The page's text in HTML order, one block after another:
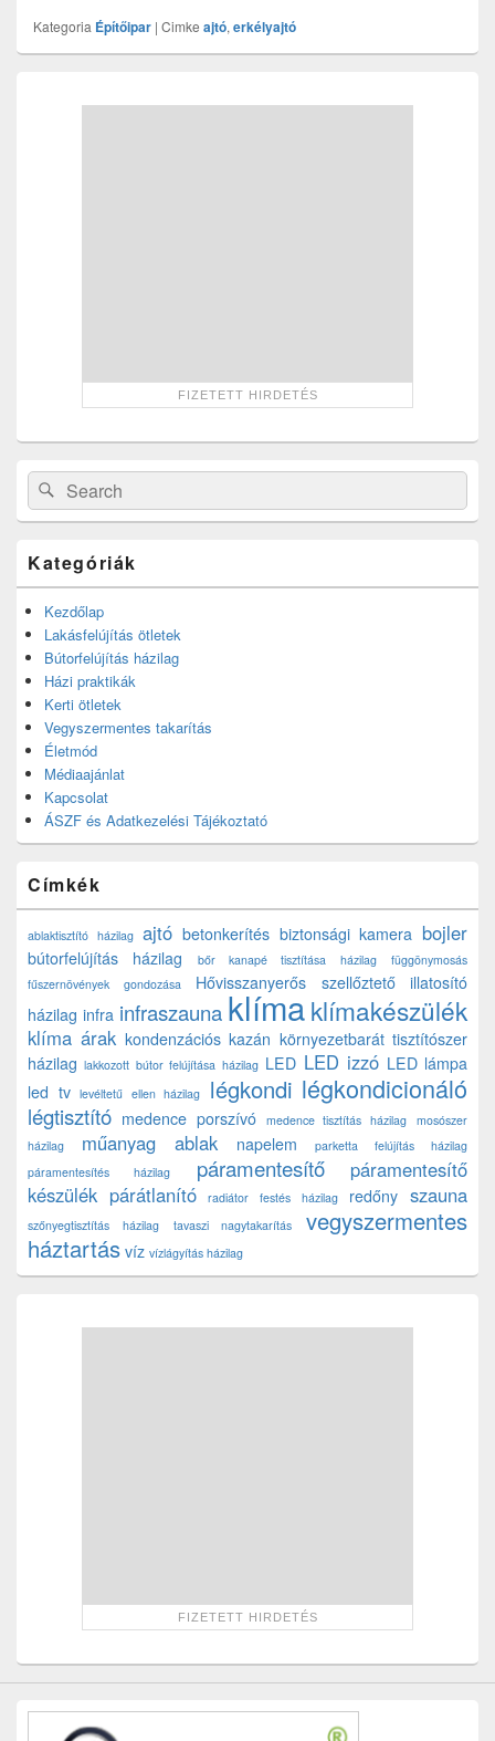
Kategoria Építőipar | Cimke ajtó, erkélyajtó
Search
for:
Search
Kategóriák
Kezdőlap
Lakásfelújítás ötletek
Bútorfelújítás házilag
Házi praktikák
Kerti ötletek
Vegyszermentes takarítás
Életmód
Médiaajánlat
Kapcsolat
ÁSZF és Adatkezelési Tájékoztató
Címkék
ablaktisztító házilag ajtó betonkerítés biztonsági kamera bojler
bútorfelújítás házilag bőr kanapé tisztítása házilag
függönymosás
fűszernövények gondozása
Hővisszanyerős szellőztető
illatosító
házilag infra infraszauna klímaklímakészülék
klíma árak kondenzációs kazán környezetbarát tisztítószer
házilag lakkozott bútor felújítása házilag LED LED izzó LED lámpa
led tv levéltetű ellen házilag légkondi légkondicionáló
légtisztító medence porszívó medence tisztítás házilag
mosószer
házilag
műanyag ablak napelem
parketta felújítás házilag
páramentesítés házilag
páramentesítő
páramentesítő
készülék párátlanító radiátor festés házilag redőny szauna
szőnyegtisztítás házilag tavaszi nagytakarítás
vegyszermentes
háztartás víz vízlágyítás házilag